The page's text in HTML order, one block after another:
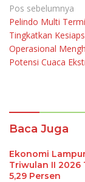
Navigasi
pos
Pos sebelumnya
Pelindo Multi
Tingkatkan
Operasional
Potensi Cuaca
Baca Juga
Ekonomi
Triwulan II 2026
5,29 Persen